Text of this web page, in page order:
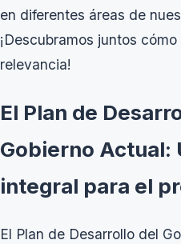
en diferentes áreas de
¡Descubramos juntos
relevancia!
El Plan de
Gobierno Actual:
integral para el
El Plan de Desarrollo del